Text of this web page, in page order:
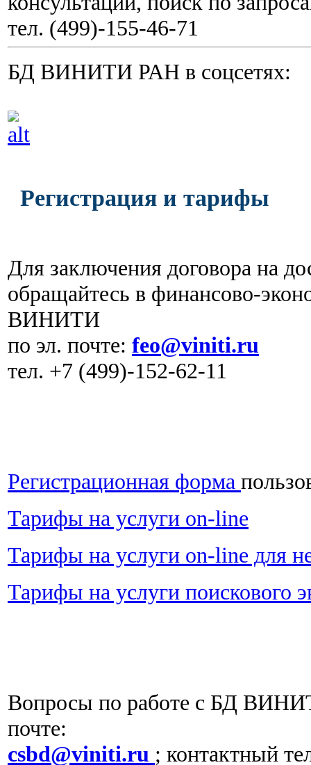
тел. (499)-155-46-71
БД ВИНИТИ РАН в соцсетях:
Регистрация и тарифы
Для заключения договора на
обращайтесь в финансово-
ВИНИТИ
по эл. почте: feo@viniti.ru
тел. +7 (499)-152-62-11
Регистрационная форма
Тарифы на услуги on-line
Тарифы на услуги on-line для
Тарифы на услуги поискового
Вопросы по работе с БД
почте:
csbd@viniti.ru ; контактный